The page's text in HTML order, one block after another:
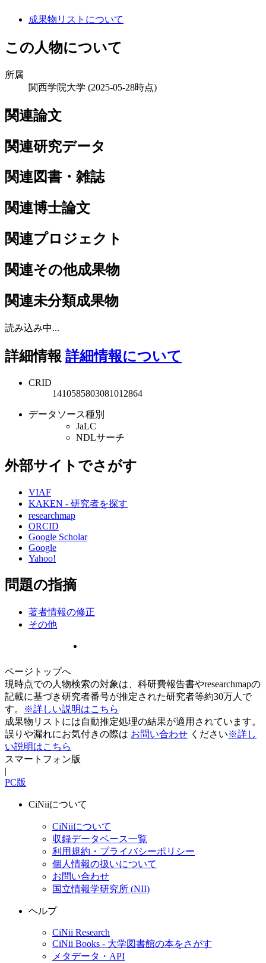
成果物リストについて
この人物について
所属
関西学院大学 (2025-05-28時点)
関連論文
関連研究データ
関連図書・雑誌
関連博士論文
関連プロジェクト
関連その他成果物
関連未分類成果物
読み込み中...
詳細情報 詳細情報について
CRID
1410585803081012864
データソース種別
JaLC
NDLサーチ
外部サイトでさがす
VIAF
KAKEN - 研究者を探す
researchmap
ORCID
Google Scholar
Google
Yahoo!
問題の指摘
著者情報の修正
その他
ページトップへ
現時点での人物検索の対象は、科研費報告書やresearchmapの
記載に基づき研究者番号が推定された研究者等約30万人で
す。
※詳しい説明はこちら
成果物リストには自動推定処理の結果が適用されています。
誤りや漏れにお気付きの際は お問い合わせ ください※詳し
い説明はこちら
スマートフォン版
|
PC版
CiNiiについて
CiNiiについて
収録データベース一覧
利用規約・プライバシーポリシー
個人情報の扱いについて
お問い合わせ
国立情報学研究所 (NII)
ヘルプ
CiNii Research
CiNii Books - 大学図書館の本をさがす
メタデータ・API